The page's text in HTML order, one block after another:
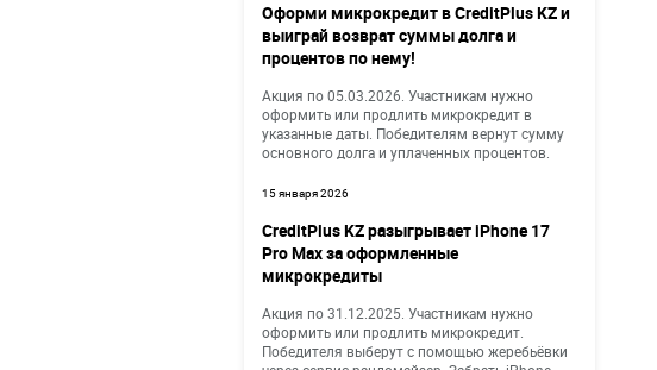
Оформи микрокредит в CreditPlus KZ и
выиграй возврат суммы долга и
процентов по нему!
Акция по 05.03.2026. Участникам нужно
оформить или продлить микрокредит в
указанные даты. Победителям вернут сумму
основного долга и уплаченных процентов.
15 января 2026
CreditPlus KZ разыгрывает iPhone 17
Pro Max за оформленные
микрокредиты
Акция по 31.12.2025. Участникам нужно
оформить или продлить микрокредит.
Победителя выберут с помощью жеребьёвки